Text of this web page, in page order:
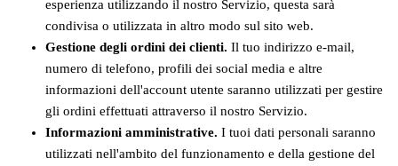
esperienza utilizzando il nostro Servizio, questa sarà
condivisa o utilizzata in altro modo sul sito web.
Gestione degli ordini dei clienti. Il tuo indirizzo e-mail,
numero di telefono, profili dei social media e altre
informazioni dell'account utente saranno utilizzati per gestire
gli ordini effettuati attraverso il nostro Servizio.
Informazioni amministrative. I tuoi dati personali saranno
utilizzati nell'ambito del funzionamento e della gestione del